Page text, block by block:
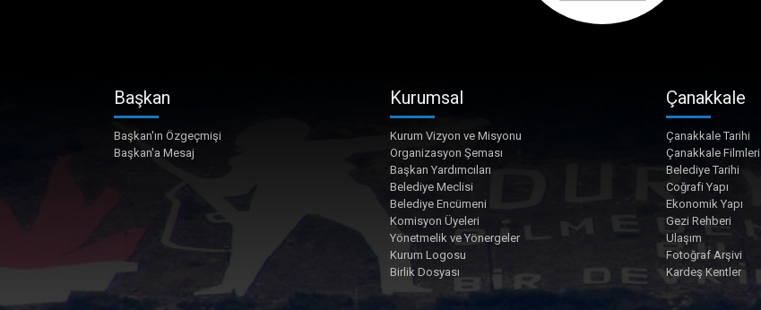
Başkan
Başkan'ın Özgeçmişi
Başkan'a Mesaj
Kurumsal
Kurum Vizyon ve Misyonu
Organizasyon Şeması
Başkan Yardımcıları
Belediye Meclisi
Belediye Encümeni
Komisyon Üyeleri
Yönetmelik ve Yönergeler
Kurum Logosu
Birlik Dosyası
Çanakkale
Çanakkale Tarihi
Çanakkale Filmleri
Belediye Tarihi
Coğrafi Yapı
Ekonomik Yapı
Gezi Rehberi
Ulaşım
Fotoğraf Arşivi
Kardeş Kentler